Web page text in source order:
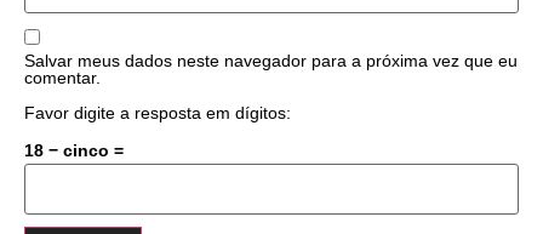
Salvar meus dados neste navegador para a próxima vez que eu
comentar.
Favor digite a resposta em dígitos:
18 − cinco =